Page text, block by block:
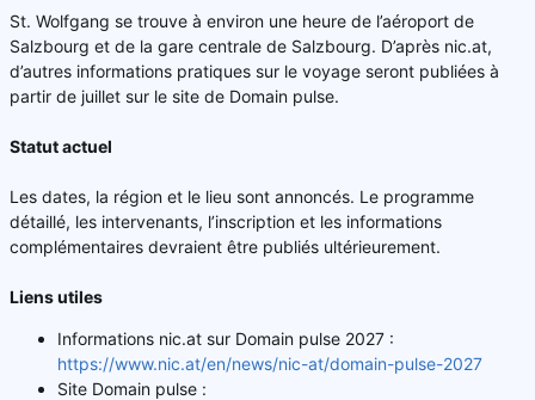
St. Wolfgang se trouve à environ une heure de l’aéroport de
Salzbourg et de la gare centrale de Salzbourg. D’après nic.at,
d’autres informations pratiques sur le voyage seront publiées à
partir de juillet sur le site de Domain pulse.
Statut actuel
Les dates, la région et le lieu sont annoncés. Le programme
détaillé, les intervenants, l’inscription et les informations
complémentaires devraient être publiés ultérieurement.
Liens utiles
Informations nic.at sur Domain pulse 2027 :
https://www.nic.at/en/news/nic-at/domain-pulse-2027
Site Domain pulse :